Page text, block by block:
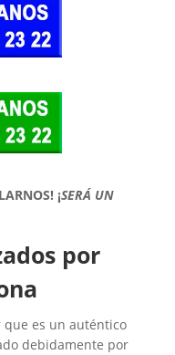
¡SERÁ UN
por
es un auténtico
debidamente por